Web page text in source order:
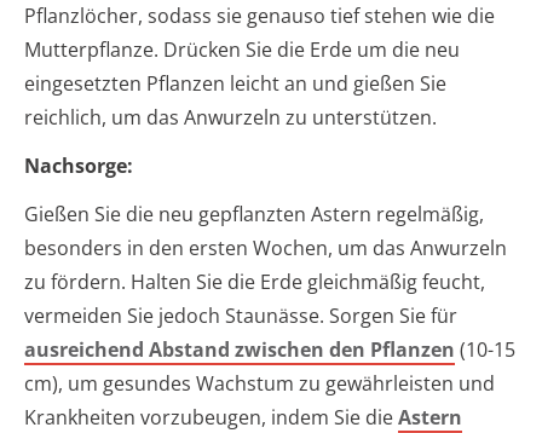
Pflanzlöcher, sodass sie genauso tief stehen wie die
Mutterpflanze. Drücken Sie die Erde um die neu
eingesetzten Pflanzen leicht an und gießen Sie
reichlich, um das Anwurzeln zu unterstützen.
Nachsorge:
Gießen Sie die neu gepflanzten Astern regelmäßig,
besonders in den ersten Wochen, um das Anwurzeln
zu fördern. Halten Sie die Erde gleichmäßig feucht,
vermeiden Sie jedoch Staunässe. Sorgen Sie für
ausreichend Abstand zwischen den Pflanzen (10-15
cm), um gesundes Wachstum zu gewährleisten und
Krankheiten vorzubeugen, indem Sie dieAstern